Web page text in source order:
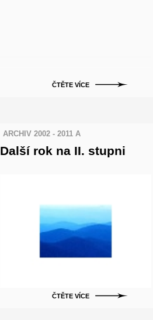
ČTĚTE VÍCE
ARCHIV 2002 - 2011 A
Další rok na II. stupni
ČTĚTE VÍCE